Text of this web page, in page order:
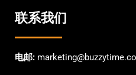
联系我们
电邮: